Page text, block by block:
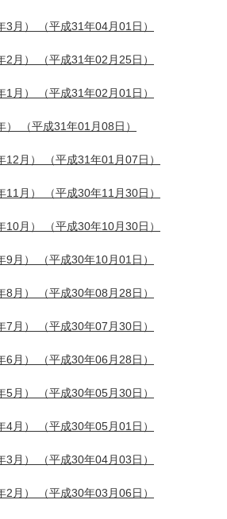
3月） （平成31年04月01日）
2月） （平成31年02月25日）
1月） （平成31年02月01日）
（平成31年01月08日）
12月） （平成31年01月07日）
11月） （平成30年11月30日）
10月） （平成30年10月30日）
月） （平成30年10月01日）
8月） （平成30年08月28日）
7月） （平成30年07月30日）
月） （平成30年06月28日）
5月） （平成30年05月30日）
4月） （平成30年05月01日）
3月） （平成30年04月03日）
2月） （平成30年03月06日）